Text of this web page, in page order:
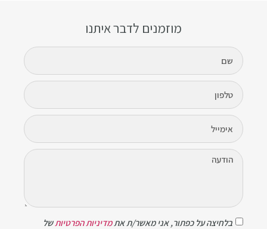
מוזמנים לדבר איתנו
בלחיצה על כפתור, אני מאשר/ת אתמדיניות הפרטיותשל